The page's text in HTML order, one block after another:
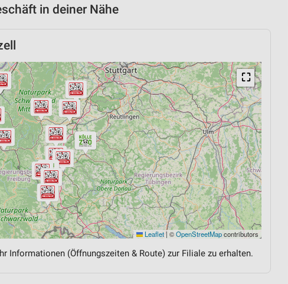
in deiner Nähe
⛶
Leaflet | ©OpenStreetMapcontributors
Informationen (Öffnungszeiten & Route) zur Filiale zu erhalten.